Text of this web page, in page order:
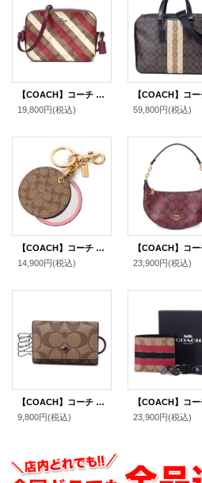
【COACH】コーチ コーティングキャンバス スムースレザー シグネチャー ダイアグナル ストライプ プリント ミニ カメラバッグ クロスボディ 斜め掛け ショルダーバッグ カーキマルチ（日本未発売）
19,800円(税込)
59,800円(税込)
【COACH】コーチ コーティングキャンバス シグネチャー ミラー 鏡 バッグチャーム キーリング キーホルダー カーキ×ピンク（日本未発売）
14,900円(税込)
23,900円(税込)
【COACH】コーチ コーティングキャンバス シグネチャー 5連 スマートキー対応 キーケース タン（日本未発売）
9,800円(税込)
23,900円(税込)